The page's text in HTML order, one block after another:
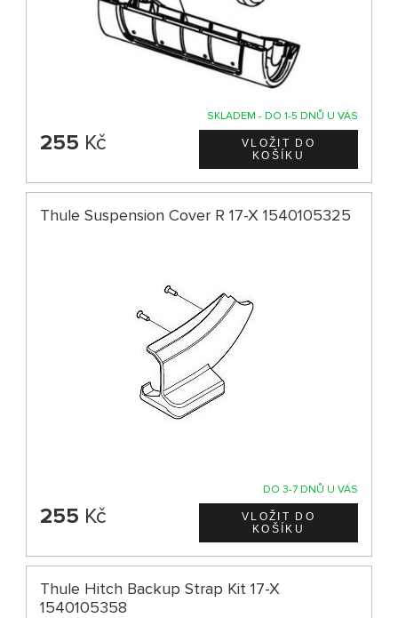
SKLADEM - DO 1-5 DNŮ U VÁS
255 Kč
Thule Suspension Cover R 17-X 1540105325
DO 3-7 DNŮ U VÁS
255 Kč
Thule Hitch Backup Strap Kit 17-X
1540105358